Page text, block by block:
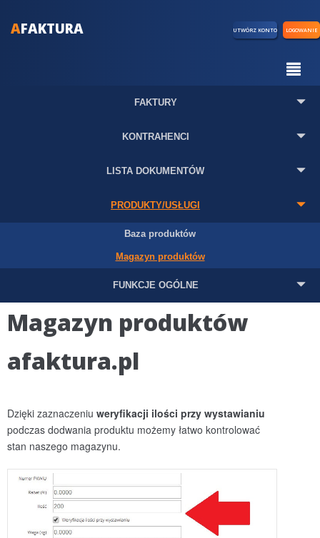
AFAKTURA UTWÓRZ KONTO LOGOWANIE
FAKTURY
KONTRAHENCI
LISTA DOKUMENTÓW
PRODUKTY/USŁUGI
Baza produktów
Magazyn produktów
FUNKCJE OGÓLNE
Magazyn produktów
afaktura.pl
Dzięki zaznaczeniu weryfikacji ilości przy wystawianiu
podczas dodwania produktu możemy łatwo kontrolować
stan naszego magazynu.